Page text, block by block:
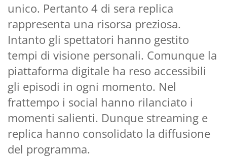
unico. Pertanto 4 di sera replica
rappresenta una risorsa preziosa.
Intanto gli spettatori hanno gestito
tempi di visione personali. Comunque la
piattaforma digitale ha reso accessibili
gli episodi in ogni momento. Nel
frattempo i social hanno rilanciato i
momenti salienti. Dunque streaming e
replica hanno consolidato la diffusione
del programma.